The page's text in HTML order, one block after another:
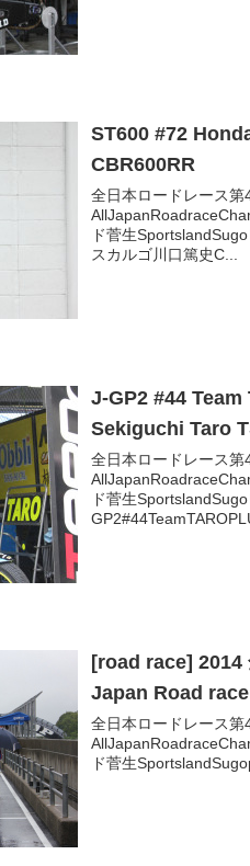
ST600 #72
CBR600RR
全日本ロードレース第
ド菅生
スカルゴ川口篤史C...
J-GP2 #44 Team
Sekiguchi Taro
全日本ロードレース第
ド菅生
[road race] 2014
Japan Road
全日本ロードレース第
ド菅生